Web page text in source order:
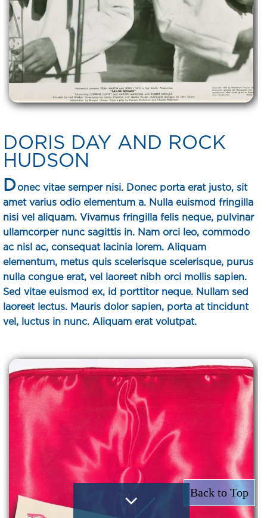
Back to Top
DORIS DAY AND ROCK
HUDSON
Donec vitae semper nisi. Donec porta erat justo, sit
amet varius odio elementum a. Nulla euismod fringilla
nisi vel aliquam. Vivamus fringilla felis neque, pulvinar
ullamcorper nunc sagittis in. Nam orci leo, commodo
ac nisl ac, consequat lacinia lorem. Aliquam
elementum, metus quis scelerisque scelerisque, purus
nulla congue erat, vel laoreet nibh orci mollis sapien.
Sed vitae euismod ex, id porttitor neque. Nullam sed
laoreet lectus. Mauris dolor sapien, porta at tincidunt
vel, luctus in nunc. Aliquam erat volutpat.